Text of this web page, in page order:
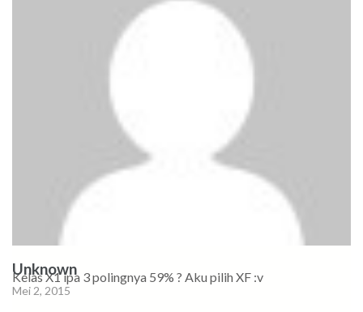
Unknown
Mei 2, 2015
Kelas X1 ipa 3 polingnya 59% ? Aku pilih XF :v